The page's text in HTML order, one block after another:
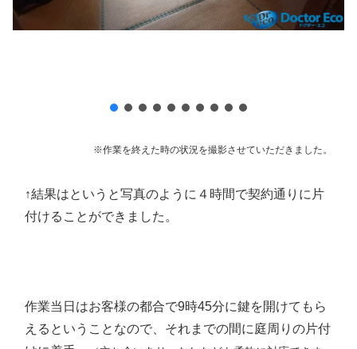
※作業を終えた時の状況を撮影させていただきました。
↑結果はというと写真のように４時間で契約通りに片
付けることができました。
作業当日はお客様の都合で9時45分に鍵を開けてもら
えるということなので、それまでの間に庭周りの片付